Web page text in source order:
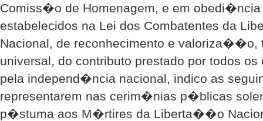
Comiss�o de Homenagem, e em obedi�ncia
estabelecidos na Lei dos Combatentes da
Nacional, de reconhecimento e valoriza��o,
universal, do contributo prestado por todos
pela independ�ncia nacional, indico as
representarem nas cerim�nias p�blicas
p�stuma aos M�rtires da Liberta��o